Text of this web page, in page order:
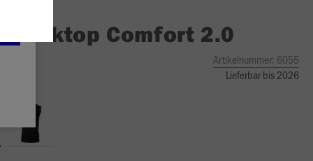
Tanktop Comfort 2.0
Artikelnummer: 6055
Lieferbar bis 2026